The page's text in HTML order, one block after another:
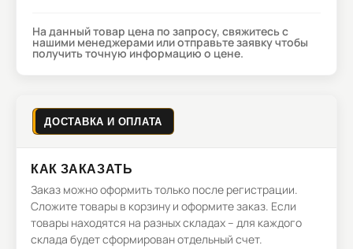
На данный товар цена по запросу, свяжитесь с
нашими менеджерами или отправьте заявку чтобы
получить точную информацию о цене.
ДОСТАВКА И ОПЛАТА
КАК ЗАКАЗАТЬ
Заказ можно оформить только после регистрации.
Сложите товары в корзину и оформите заказ. Если
товары находятся на разных складах – для каждого
склада будет сформирован отдельный счет.